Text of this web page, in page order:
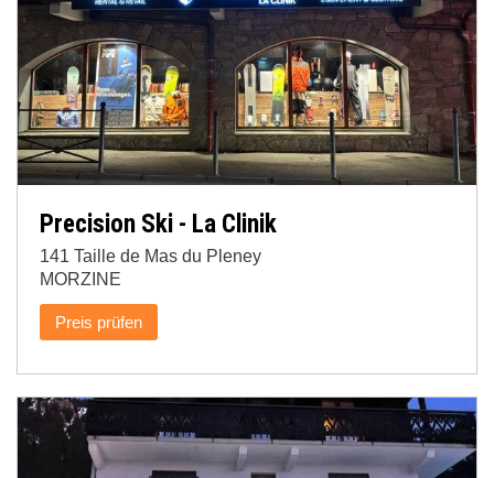
Precision Ski - La Clinik
141 Taille de Mas du Pleney
MORZINE
Preis prüfen